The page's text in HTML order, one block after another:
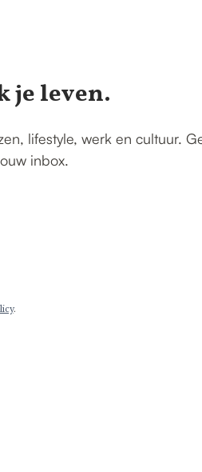
je leven.
lifestyle, werk en cultuur.
inbox.
.